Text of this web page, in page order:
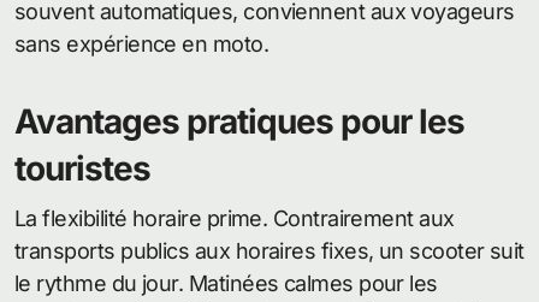
souvent automatiques, conviennent aux voyageurs
sans expérience en moto.
Avantages pratiques pour les
touristes
La flexibilité horaire prime. Contrairement aux
transports publics aux horaires fixes, un scooter suit
le rythme du jour. Matinées calmes pour les